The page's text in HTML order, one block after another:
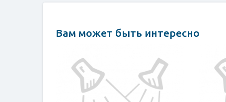
Вам может быть интересно